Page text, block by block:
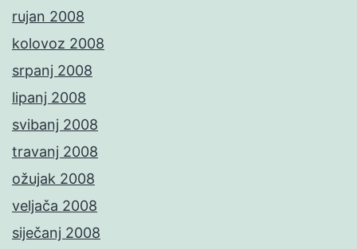
rujan 2008
kolovoz 2008
srpanj 2008
lipanj 2008
svibanj 2008
travanj 2008
ožujak 2008
veljača 2008
siječanj 2008